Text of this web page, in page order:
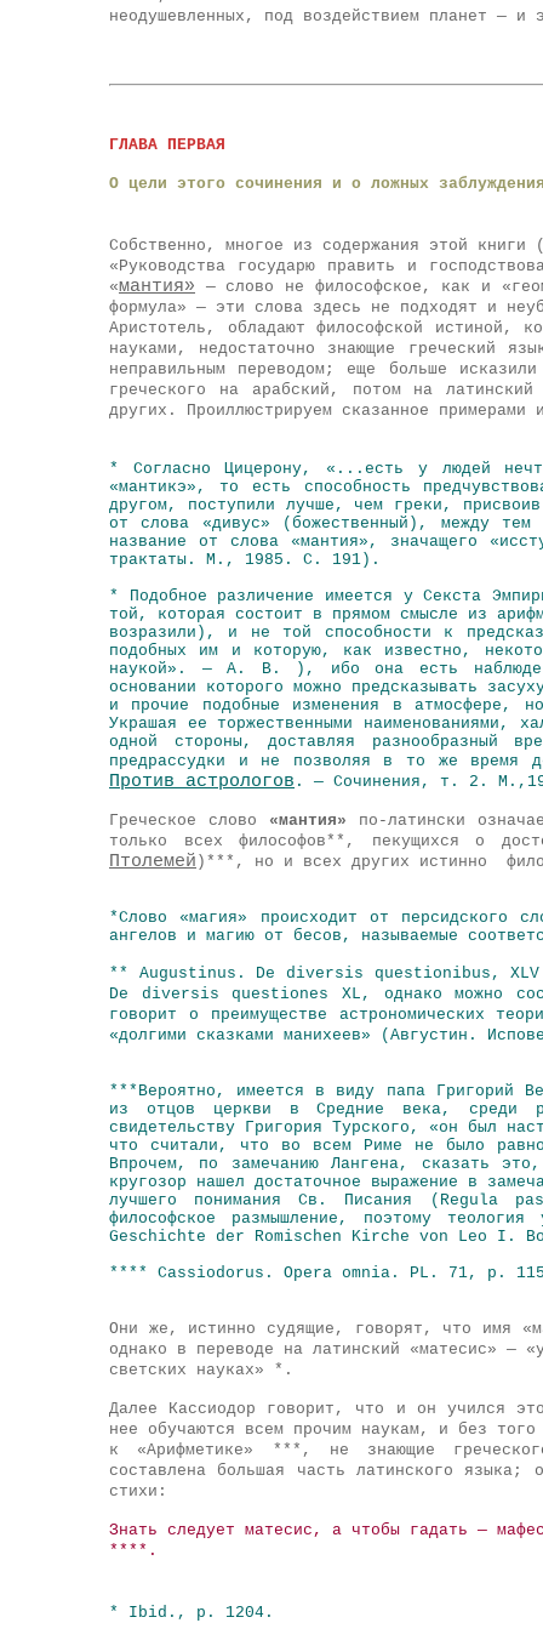
неодушевленных, под воздействием планет — и
ГЛАВА ПЕРВАЯ
О цели этого сочинения и о ложных
Собственно, многое из содержания этой книги
«Руководства государю править и
«мантия» — слово не философское, как и
формула» — эти слова здесь не подходят и
Аристотель, обладают философской истиной,
науками, недостаточно знающие греческий
неправильным переводом; еще больше
греческого на арабский, потом на
других. Проиллюстрируем сказанное примерами
* Согласно Цицерону, «...есть у людей
«мантикэ», то есть способность
другом, поступили лучше, чем греки,
от слова «дивус» (божественный), между
название от слова «мантия», значащего
трактаты. М., 1985. С. 191).
* Подобное различение имеется уСекста
той, которая состоит в прямом смысле из
возразили), и не той способности к
подобных им и которую, как известно,
наукой». — А. В. ), ибо она есть
основании которого можно предсказывать
и прочие подобные изменения в атмосфере,
Украшая ее торжественными наименованиями,
одной стороны, доставляя разнообразный
предрассудки и не позволяя в то же время
Против астрологов . — Сочинения, т. 2.
Греческое слово «мантия» по-латински
только всех философов**, пекущихся о
Птолемей )***, но и всех других истинно
*Слово «магия» происходит от персидского
ангелов и магию от бесов, называемые
** Augustinus. De diversis questionibus, XLV.
De diversis questiones XL, однако можно
говорит о преимуществе астрономических
«долгими сказками манихеев» (Августин.
***Вероятно, имеется в виду папа Григорий
из отцов церкви в Средние века, среди
свидетельству Григория Турского, «он был
что считали, что во всем Риме не было
Впрочем, по замечанию Лангена, сказать
кругозор нашел достаточное выражение в
лучшего понимания Св. Писания (Regula
философское размышление, поэтому
Geschichte der Romischen Kirche von Leo I.
**** Cassiodorus. Opera omnia. PL. 71, p.
Они же, истинно судящие, говорят, что имя
однако в переводе на латинский «матесис» —
светских науках» *.
Далее Кассиодор говорит, что и он учился
нее обучаются всем прочим наукам, и без
к «Арифметике» ***, не знающие
составлена большая часть латинского языка;
стихи:
Знать следует матесис, а чтобы гадать —
****.
* Ibid., p. 1204.